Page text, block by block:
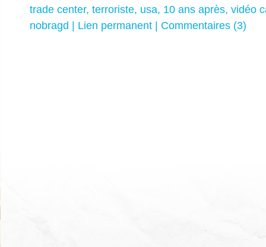
trade center, terroriste, usa, 10 ans après, vidéo
nobragd | Lien permanent | Commentaires (3)